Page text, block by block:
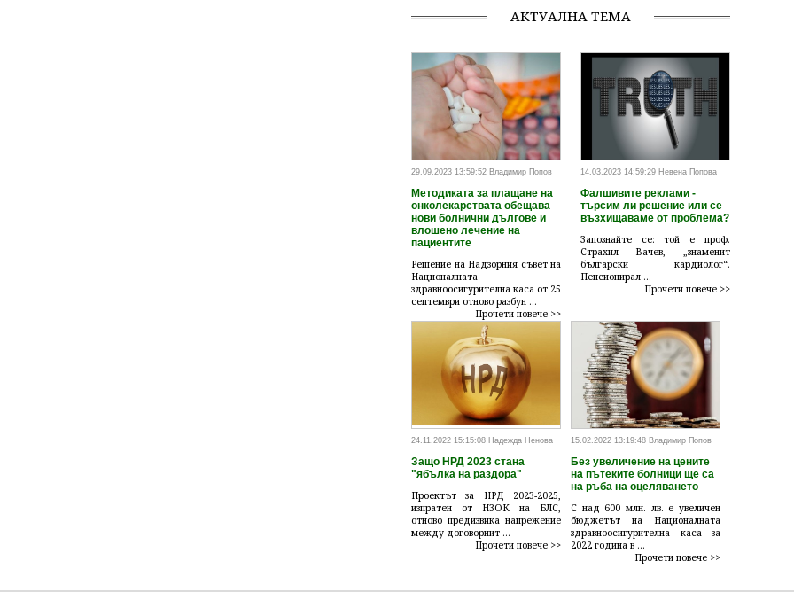
АКТУАЛНА ТЕМА
29.09.2023 13:59:52 Владимир Попов
Методиката за плащане на
онколекарствата обещава
нови болнични дългове и
влошено лечение на
пациентите
Решение на Надзорния съвет на
Националната
здравноосигурителна каса от 25
септември отново разбун ...
Прочети повече >>
14.03.2023 14:59:29 Невена Попова
Фалшивите реклами -
търсим ли решение или се
възхищаваме от проблема?
Запознайте се: той е проф.
Страхил Вачев, „знаменит
български кардиолог“.
Пенсионирал ...
Прочети повече >>
24.11.2022 15:15:08 Надежда Ненова
Защо НРД 2023 стана
"ябълка на раздора"
Проектът за НРД 2023-2025,
изпратен от НЗОК на БЛС,
отново предизвика напрежение
между договорнит ...
Прочети повече >>
15.02.2022 13:19:48 Владимир Попов
Без увеличение на цените
на пътеките болници ще са
на ръба на оцеляването
С над 600 млн. лв. е увеличен
бюджетът на Националната
здравноосигурителна каса за
2022 година в ...
Прочети повече >>